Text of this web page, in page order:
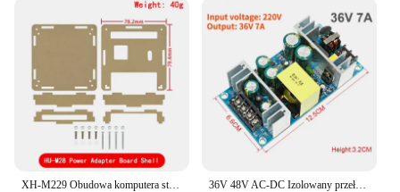
36V 48V AC-DC Izolowany przełącznik Moduł zasilania Wysokiej mocy przemysłowa płyta goła AC 85V-265V do DC 19V 36V Moduł obniżający napięcie